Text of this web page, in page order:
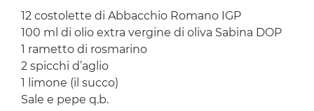
12 costolette di Abbacchio Romano IGP
100 ml di olio extra vergine di oliva Sabina DOP
1 rametto di rosmarino
2 spicchi d’aglio
1 limone (il succo)
Sale e pepe q.b.